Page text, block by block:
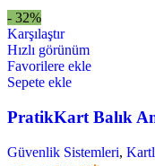
- 32%
Karşılaştır
Hızlı görünüm
Favorilere ekle
Sepete ekle
PratikKart Balık
Güvenlik Sistemleri,